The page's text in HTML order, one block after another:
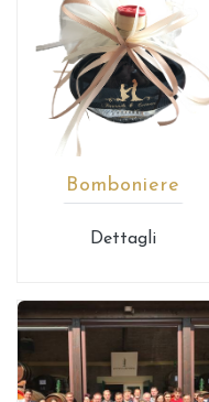
Bomboniere
Dettagli